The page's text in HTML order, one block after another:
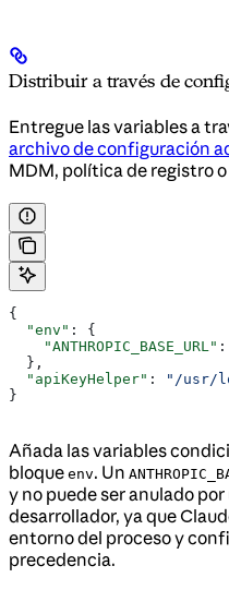
Distribuir a través de
Entregue las variables a
archivo de configuración
MDM, política de registro
{
  "env"
: {
    "ANTHROPIC_BASE_URL"
:
  },
  "apiKeyHelper"
:
"/usr/
}
Añada las variables
bloque env. Un
y no puede ser anulado
desarrollador, ya que
entorno del proceso y
precedencia.